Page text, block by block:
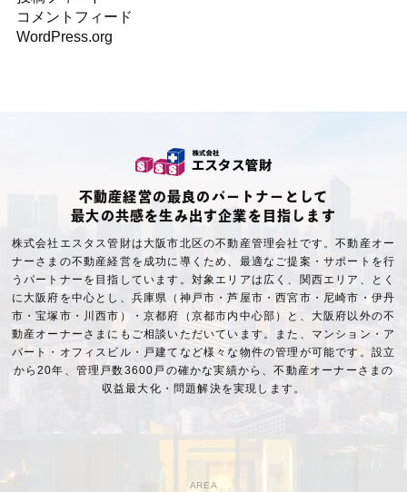
コメントフィード
WordPress.org
不動産経営の最良のパートナーとして
最大の共感を生み出す企業を目指します
株式会社エスタス管財は大阪市北区の不動産管理会社です。不動産オー
ナーさまの不動産経営を成功に導くため、最適なご提案・サポートを行
うパートナーを目指しています。対象エリアは広く、関西エリア、とく
に大阪府を中心とし、兵庫県（神戸市・芦屋市・西宮市・尼崎市・伊丹
市・宝塚市・川西市）・京都府（京都市内中心部）と、大阪府以外の不
動産オーナーさまにもご相談いただいています。また、マンション・ア
パート・オフィスビル・戸建てなど様々な物件の管理が可能です。設立
から20年、管理戸数3600戸の確かな実績から、不動産オーナーさまの
収益最大化・問題解決を実現します。
AREA